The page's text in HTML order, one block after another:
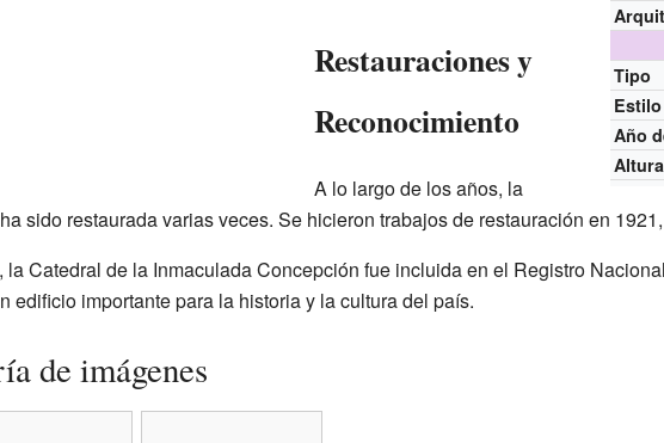
Tipo
Estilo
Año
Altura
Restauraciones y
Reconocimiento
A lo largo de los años, la
sido restaurada varias veces. Se hicieron trabajos de restauración en
la Catedral de la Inmaculada Concepción fue incluida en el Registro
edificio importante para la historia y la cultura del país.
de imágenes